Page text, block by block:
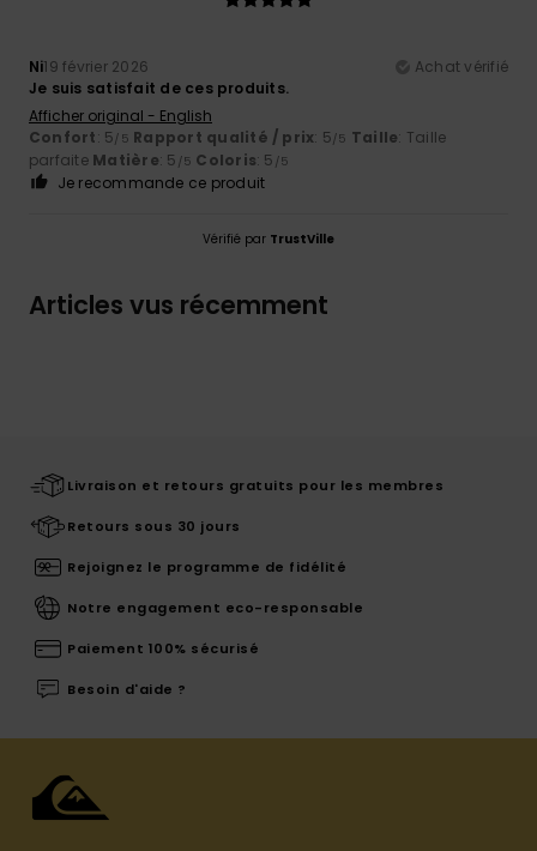
Ni19 février 2026
Achat vérifié
Je suis satisfait de ces produits.
Afficher original - English
Confort: 5/5 Rapport qualité / prix: 5/5 Taille: Taille
parfaite Matière: 5 /5 Coloris: 5 /5
Je recommande ce produit
Vérifié par TrustVille
Articles vus récemment
Livraison et retours gratuits pour les membres
Retours sous 30 jours
Rejoignez le programme de fidélité
Notre engagement eco-responsable
Paiement 100% sécurisé
Besoin d'aide ?